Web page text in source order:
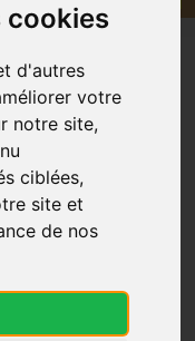
cookies
d'autres
votre
notre site,
ciblées,
site et
de nos
Taille